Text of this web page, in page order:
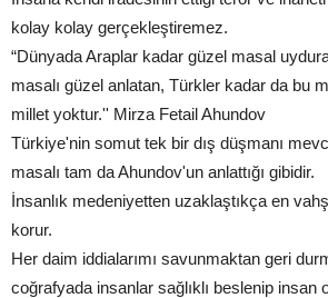
kolay kolay gerçekleştiremez.
“Dünyada Araplar kadar güzel masal
masalı güzel anlatan, Türkler kadar da bu
millet yoktur.'' Mirza Fetail Ahundov
Türkiye'nin somut tek bir dış düşmanı
masalı tam da Ahundov'un anlattığı gibidir.
İnsanlık medeniyetten uzaklaştıkça en
korur.
Her daim iddialarımı savunmaktan geri
coğrafyada insanlar sağlıklı beslenip insan